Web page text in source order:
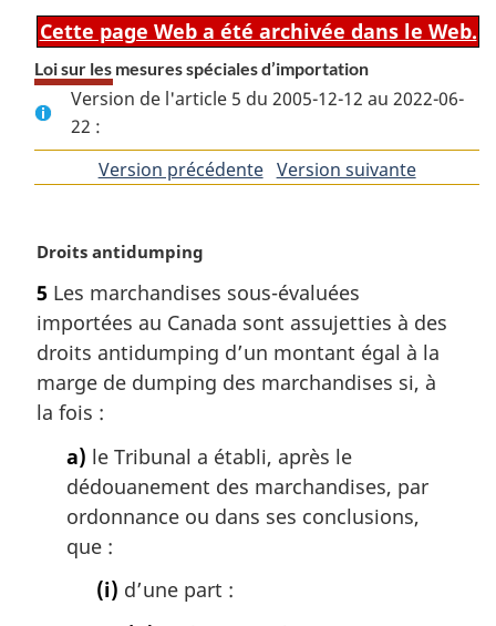
Cette page Web a été archivée dans le Web.
Loi sur les mesures spéciales d’importation
Version de l'article 5 du 2005-12-12 au 2022-06-
22 :
Version précédentedeVersion suivantede
N
t
e
m
a
g
Droits antidumping
5 Les marchandises sous-évaluées
importées au Canada sont assujetties à des
droits antidumping d’un montant égal à la
marge de dumping des marchandises si, à
la fois :
a) le Tribunal a établi, après le
dédouanement des marchandises, par
ordonnance ou dans ses conclusions,
que :
(i) d’une part :